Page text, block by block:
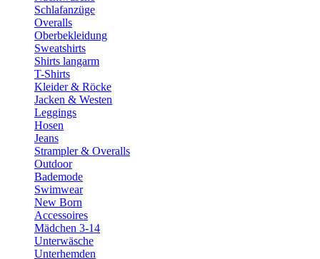
Schlafanzüge
Overalls
Oberbekleidung
Sweatshirts
Shirts langarm
T-Shirts
Kleider & Röcke
Jacken & Westen
Leggings
Hosen
Jeans
Strampler & Overalls
Outdoor
Bademode
Swimwear
New Born
Accessoires
Mädchen 3-14
Unterwäsche
Unterhemden